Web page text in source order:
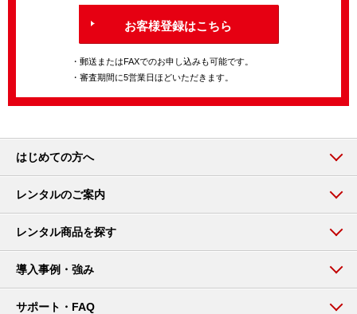
お客様登録はこちら
・郵送またはFAXでのお申し込みも可能です。
・審査期間に5営業日ほどいただきます。
はじめての方へ
レンタルのご案内
レンタル商品を探す
導入事例・強み
サポート・FAQ